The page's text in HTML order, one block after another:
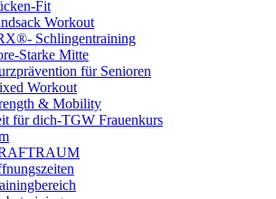
Fit
Workout
Schlingentraining
Starke Mitte
für Senioren
Workout
& Mobility
für dich-TGW Frauenkurs